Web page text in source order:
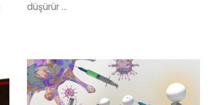
düşürür ...